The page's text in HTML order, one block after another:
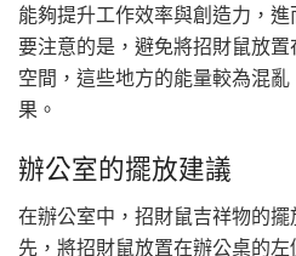
能夠提升工作效率與創造力，進
要注意的是，避免將招財鼠放
空間，這些地方的能量較為混
果。
辦公室的擺放建議
在辦公室中，招財鼠吉祥物的
先，將招財鼠放置在辦公桌的